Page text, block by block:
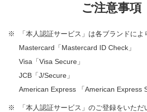
ご注意事項
「本人認証サービス」は各ブランドによ
Mastercard「Mastercard ID Check」
Visa「Visa Secure」
JCB「J/Secure」
American Express 「American Express
「本人認証サービス」のご登録をいた